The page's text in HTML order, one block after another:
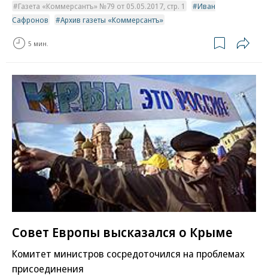
Газета «Коммерсантъ» №79 от 05.05.2017, стр. 1
Иван
Сафронов
Архив газеты «Коммерсантъ»
5 мин.
Совет Европы высказался о Крыме
Комитет министров сосредоточился на проблемах
присоединения